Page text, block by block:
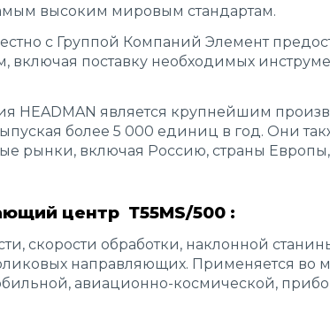
высоким мировым стандартам.
с Группой Компаний Элемент
поставку необходимых
HEADMAN является крупнейшим
более 5 000 единиц в год. Они
рынки, включая Россию, страны
центр Т55МS/500 :
скорости обработки, наклонной
направляющих. Применяется во
авиационно-космической,